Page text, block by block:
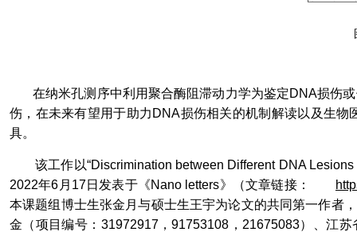
在纳米孔测序中利用聚合酶阻滞动力学为鉴定DNA损伤
伤，在未来有望用于助力 DNA损伤相关的机制解读以及生物
具。
该工作以“Discrimination between Different DNA
2022年6 月 17日发表于《Nano letters》（文章链接：
本课题组博士生张金月与硕士生王宇为论文的共同第一作者
金（项目编号： 31972917，91753108 ， 21675083）、江苏